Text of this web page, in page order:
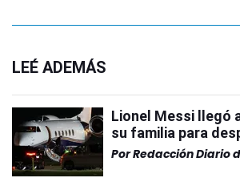
LEÉ ADEMÁS
Lionel Messi llegó
su familia para
PorRedacción Diario